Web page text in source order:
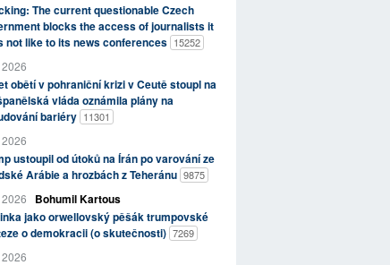
The current questionable Czech
blocks the access of journalists it
not like to its news conferences 15252
obětí v pohraniční krizi v Ceutě stoupl na
vláda oznámila plány na
bariéry 11301
ustoupil od útoků na Írán po varování ze
Arábie a hrozbách z Teheránu 9875
Bohumil Kartous
jako orwellovský pěšák trumpovské
o demokracii (o skutečnosti) 7269